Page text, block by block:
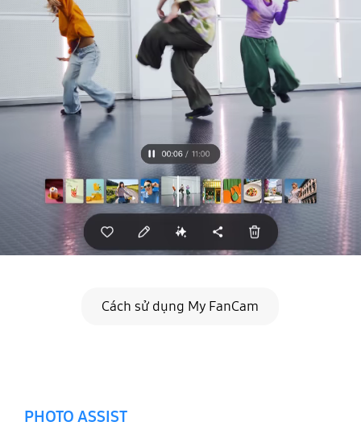
Cách sử dụng My FanCam
PHOTO ASSIST